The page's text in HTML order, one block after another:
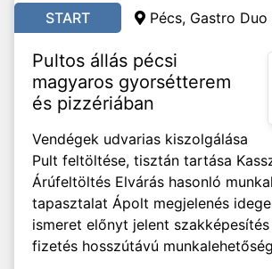
START Pécs, Gastro Duo
Pultos állás pécsi
magyaros gyorsétterem
és pizzériában
Vendégek udvarias kiszolgálása
Pult feltöltése, tisztán tartása
Árúfeltöltés Elvárás hasonló
tapasztalat Ápolt megjelenés
ismeret előnyt jelent
fizetés hosszútávú